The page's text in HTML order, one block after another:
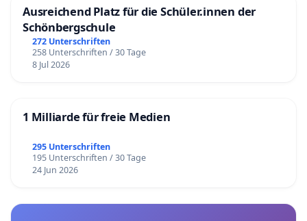
Ausreichend Platz für die Schüler.innen der
Schönbergschule
272 Unterschriften
258 Unterschriften / 30 Tage
8 Jul 2026
1 Milliarde für freie Medien
295 Unterschriften
195 Unterschriften / 30 Tage
24 Jun 2026